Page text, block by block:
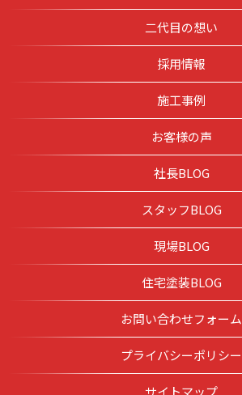
二代目の想い
採用情報
施工事例
お客様の声
社長BLOG
スタッフBLOG
現場BLOG
住宅塗装BLOG
お問い合わせフォーム
プライバシーポリシー
サイトマップ